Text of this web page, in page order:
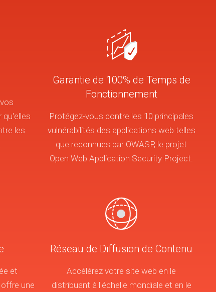
qu'elles
les
Garantie de 100% de Temps de
Fonctionnement
Protégez-vous contre les 10 principales
vulnérabilités des applications web telles
que reconnues par OWASP, le projet
Open Web Application Security Project.
et
une
Réseau de Diffusion de Contenu
Accélérez votre site web en le
distribuant à l'échelle mondiale et en le